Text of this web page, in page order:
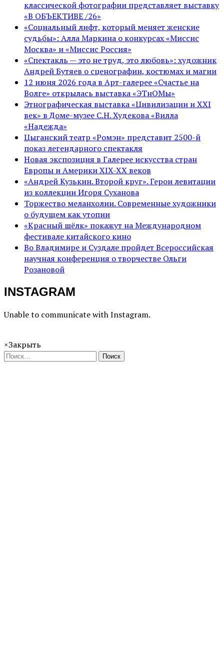
классической фотографии представляет выставку
«В ОБЪЕКТИВЕ /26»
«Социальный лифт, который меняет женские
судьбы»: Алла Маркина о конкурсах «Миссис
Москва» и «Миссис Россия»
«Спектакль — это не труд, это любовь»: художник
Андрей Бутяев о сценографии, костюмах и магии
12 июня 2026 года в Арт-галерее «Счастье на
Волге» открылась выставка «ЭТнОМы»
Этнографическая выставка «Цивилизации и ХХI
век» в Доме-музее С.Н. Худекова «Вилла
«Надежда»
Цыганский театр «Ромэн» представит 2500-й
показ легендарного спектакля
Новая экспозиция в Галерее искусства стран
Европы и Америки XIX-XX веков
«Андрей Кузькин. Второй круг». Герои левитации
из коллекции Игоря Суханова
Торжество меланхолии. Современные художники
о будущем как утопии
«Красный шёлк» покажут на Международном
фестивале китайского кино
Во Владимире и Суздале пройдет Всероссийская
научная конференция о творчестве Ольги
Розановой
INSTAGRAM
Unable to communicate with Instagram.
×Закрыть
Поиск